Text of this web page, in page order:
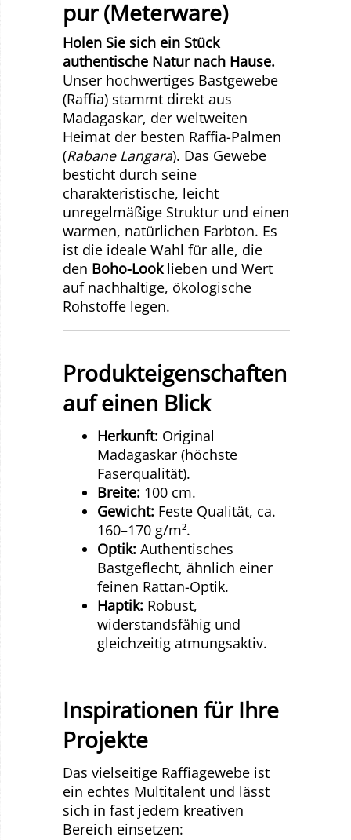
pur (Meterware)
Holen Sie sich ein Stück
authentische Natur nach Hause.
Unser hochwertiges Bastgewebe
(Raffia) stammt direkt aus
Madagaskar, der weltweiten
Heimat der besten Raffia-Palmen
(Rabane Langara). Das Gewebe
besticht durch seine
charakteristische, leicht
unregelmäßige Struktur und einen
warmen, natürlichen Farbton. Es
ist die ideale Wahl für alle, die
den Boho-Looklieben und Wert
auf nachhaltige, ökologische
Rohstoffe legen.
Produkteigenschaften
auf einen Blick
Herkunft: Original
Madagaskar (höchste
Faserqualität).
Breite: 100 cm.
Gewicht: Feste Qualität, ca.
160–170 g/m².
Optik: Authentisches
Bastgeflecht, ähnlich einer
feinen Rattan-Optik.
Haptik: Robust,
widerstandsfähig und
gleichzeitig atmungsaktiv.
Inspirationen für Ihre
Projekte
Das vielseitige Raffiagewebe ist
ein echtes Multitalent und lässt
sich in fast jedem kreativen
Bereich einsetzen: